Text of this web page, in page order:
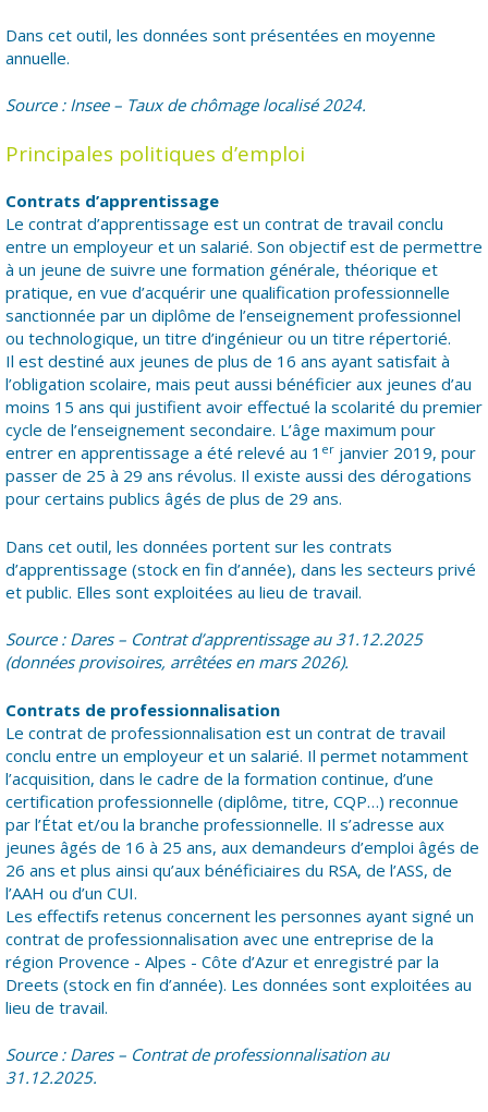
Dans cet outil, les données sont présentées en moyenne
annuelle.
Source : Insee – Taux de chômage localisé 2024.
Principales politiques d’emploi
Contrats d’apprentissage
Le contrat d’apprentissage est un contrat de travail conclu
entre un employeur et un salarié. Son objectif est de permettre
à un jeune de suivre une formation générale, théorique et
pratique, en vue d’acquérir une qualification professionnelle
sanctionnée par un diplôme de l’enseignement professionnel
ou technologique, un titre d’ingénieur ou un titre répertorié.
Il est destiné aux jeunes de plus de 16 ans ayant satisfait à
l’obligation scolaire, mais peut aussi bénéficier aux jeunes d’au
moins 15 ans qui justifient avoir effectué la scolarité du premier
cycle de l’enseignement secondaire. L’âge maximum pour
entrer en apprentissage a été relevé au 1 er janvier 2019, pour
passer de 25 à 29 ans révolus. Il existe aussi des dérogations
pour certains publics âgés de plus de 29 ans.
Dans cet outil, les données portent sur les contrats
d’apprentissage (stock en fin d’année), dans les secteurs privé
et public. Elles sont exploitées au lieu de travail.
Source : Dares – Contrat d’apprentissage au 31.12.2025
(données provisoires, arrêtées en mars 2026).
Contrats de professionnalisation
Le contrat de professionnalisation est un contrat de travail
conclu entre un employeur et un salarié. Il permet notamment
l’acquisition, dans le cadre de la formation continue, d’une
certification professionnelle (diplôme, titre, CQP…) reconnue
par l’État et/ou la branche professionnelle. Il s’adresse aux
jeunes âgés de 16 à 25 ans, aux demandeurs d’emploi âgés de
26 ans et plus ainsi qu’aux bénéficiaires du RSA, de l’ASS, de
l’AAH ou d’un CUI.
Les effectifs retenus concernent les personnes ayant signé un
contrat de professionnalisation avec une entreprise de la
région Provence - Alpes - Côte d’Azur et enregistré par la
Dreets (stock en fin d’année). Les données sont exploitées au
lieu de travail.
Source : Dares – Contrat de professionnalisation au
31.12.2025.